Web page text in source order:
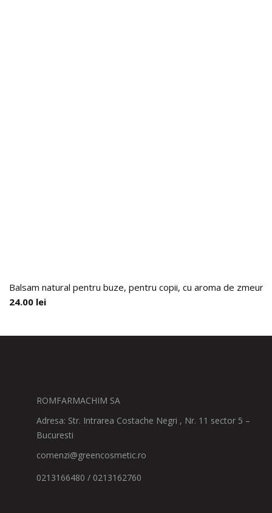
Balsam natural pentru buze, pentru copii, cu aroma de
24.00 lei
ROMFARMACHIM SA
Adresa: Str. Intrarea Costache Negri , Nr. 11 sector 5 –
Bucuresti
comenzi@greencosmetic.ro
0213166480 / 0213162760